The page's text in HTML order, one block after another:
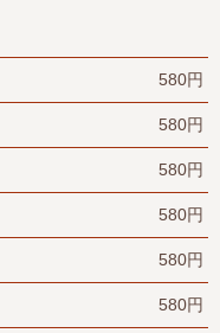
580円
580円
580円
580円
580円
580円